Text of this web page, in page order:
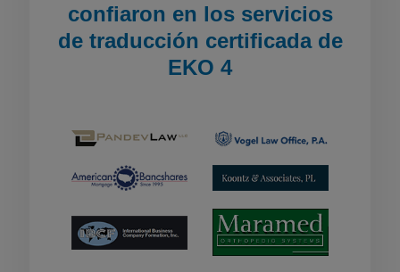
confiaron en los servicios
de traducción certificada de
EKO 4